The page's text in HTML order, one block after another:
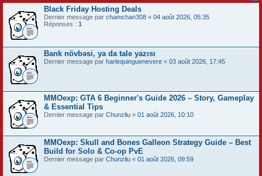
Black Friday Hosting Deals
Dernier message par chamchan308 « 04 août 2026, 05:35
Réponses : 1
Bank növbəsi, ya da tale yazısı
Dernier message par harlequinguenevere « 03 août 2026, 17:45
MMOexp: GTA 6 Beginner's Guide 2026 – Story, Gameplay
& Essential Tips
Dernier message par Chunzliu « 01 août 2026, 10:10
MMOexp: Skull and Bones Galleon Strategy Guide – Best
Build for Solo & Co-op PvE
Dernier message par Chunzliu « 01 août 2026, 09:59